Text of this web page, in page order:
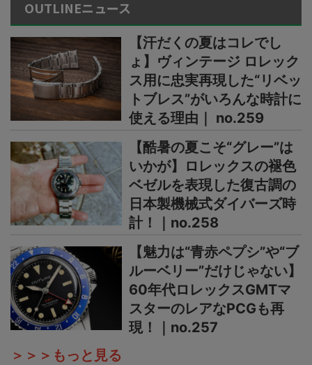
OUTLINEニュース
【汗だくの夏はコレでし
ょ】ヴィンテージ ロレック
ス用に忠実再現した“リベッ
トブレス”がいろんな時計に
使える理由｜ no.259
【酷暑の夏こそ“グレー”は
いかが】ロレックスの褪色
ベゼルを表現した復古調の
日本製機械式ダイバーズ時
計！｜no.258
【魅力は“青赤ペプシ”や“ブ
ルーベリー”だけじゃない】
60年代ロレックスGMTマ
スターのレアなPCGも再
現！｜no.257
＞＞＞もっと見る